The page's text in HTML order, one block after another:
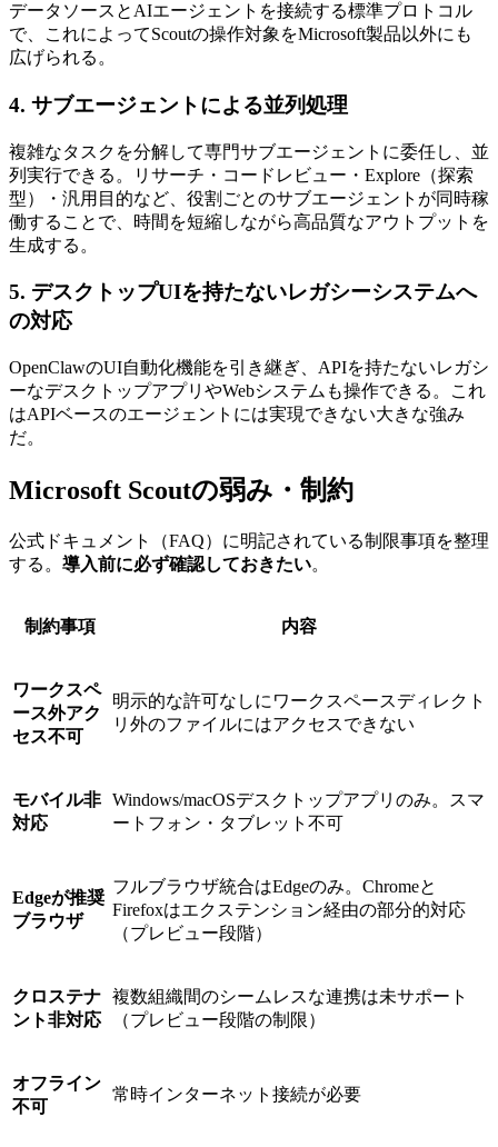
データソースとAIエージェントを接続する標準プロトコル
で、これによってScoutの操作対象をMicrosoft製品以外にも
広げられる。
4. サブエージェントによる並列処理
複雑なタスクを分解して専門サブエージェントに委任し、並
列実行できる。リサーチ・コードレビュー・Explore（探索
型）・汎用目的など、役割ごとのサブエージェントが同時稼
働することで、時間を短縮しながら高品質なアウトプットを
生成する。
5. デスクトップUIを持たないレガシーシステムへ
の対応
OpenClawのUI自動化機能を引き継ぎ、APIを持たないレガシ
ーなデスクトップアプリやWebシステムも操作できる。これ
はAPIベースのエージェントには実現できない大きな強み
だ。
Microsoft Scoutの弱み・制約
公式ドキュメント（FAQ）に明記されている制限事項を整理
する。 導入前に必ず確認しておきたい。
制約事項 内容
ワークスペ
ース外アク
セス不可
明示的な許可なしにワークスペースディレクト
リ外のファイルにはアクセスできない
モバイル非
対応
Windows/macOSデスクトップアプリのみ。スマ
ートフォン・タブレット不可
Edgeが推奨
ブラウザ
フルブラウザ統合はEdgeのみ。Chromeと
Firefoxはエクステンション経由の部分的対応
（プレビュー段階）
クロステナ
ント非対応
複数組織間のシームレスな連携は未サポート
（プレビュー段階の制限）
オフライン
不可
常時インターネット接続が必要